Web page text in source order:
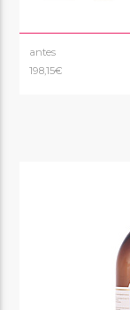
antes
198,15€